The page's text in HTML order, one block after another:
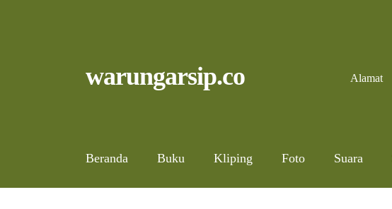
to
to
warungarsip.co Alamat
Beranda Buku Kliping Foto Suara